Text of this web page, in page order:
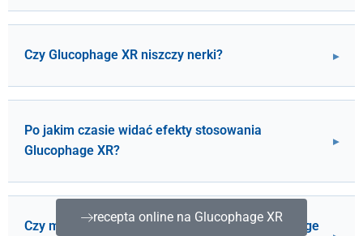
Czy Glucophage XR niszczy nerki?
Po jakim czasie widać efekty stosowania
Glucophage XR?
Czy mogę brać ibuprofen, jeśli stosuję Glucophage
recepta online na Glucophage XR